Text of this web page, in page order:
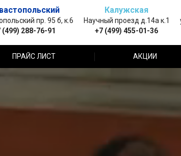
пр. 95 б, к.6
(499) 288-76-91
Калужская
Научный проезд д.14а к.1
+7 (499) 455-01-36
ПРАЙС ЛИСТ АКЦИИ